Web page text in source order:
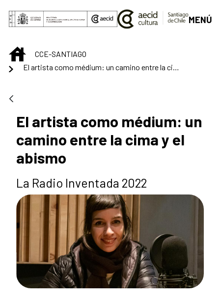
Skip to Main Content
MENÚ
INICIOCCE-SANTIAGO
El artista como médium: un
camino entre la cima y el
abismo
La Radio Inventada 2022